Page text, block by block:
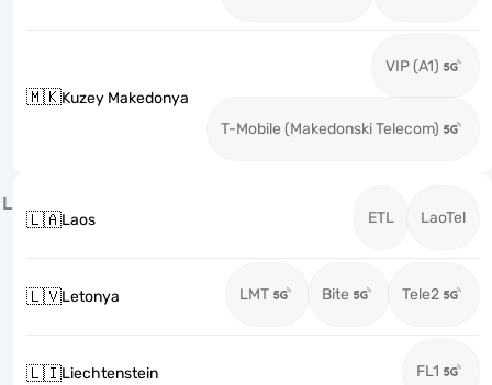
🇲🇰Kuzey Makedonya
VIP (A1)
T-Mobile (Makedonski Telecom)
L
🇱🇦Laos ETL LaoTel
🇱🇻Letonya LMT Bite Tele2
🇱🇮Liechtenstein FL1